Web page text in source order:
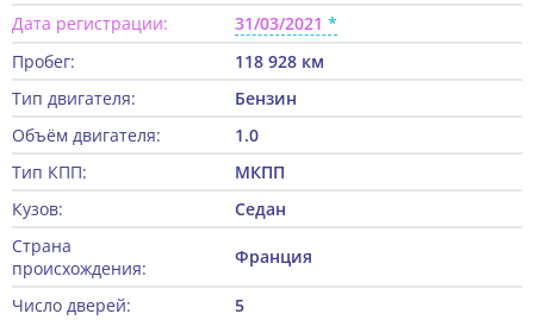
Дата регистрации:
31/03/2021
Пробег:
118 928 км
Тип двигателя:
Бензин
Объём двигателя:
1.0
Тип КПП:
МКПП
Кузов:
Седан
Страна
происхождения:
Франция
Число дверей:
5